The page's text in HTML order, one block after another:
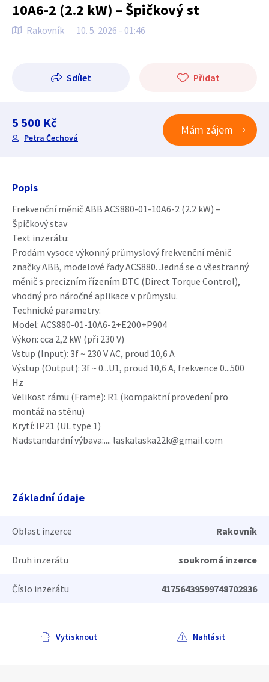
10A6-2 (2.2 kW) – Špičkový st
Rakovník 10. 5. 2026 - 01:46
Sdílet Přidat
5 500 Kč
Petra Čechová
Mám zájem
Popis
Frekvenční měnič ABB ACS880-01-10A6-2 (2.2 kW) –
Špičkový stav
Text inzerátu:
Prodám vysoce výkonný průmyslový frekvenční měnič
značky ABB, modelové řady ACS880. Jedná se o všestranný
měnič s precizním řízením DTC (Direct Torque Control),
vhodný pro náročné aplikace v průmyslu.
Technické parametry:
Model: ACS880-01-10A6-2+E200+P904
Výkon: cca 2,2 kW (při 230 V)
Vstup (Input): 3f ~ 230 V AC, proud 10,6 A
Výstup (Output): 3f ~ 0...U1, proud 10,6 A, frekvence 0...500
Hz
Velikost rámu (Frame): R1 (kompaktní provedení pro
montáž na stěnu)
Krytí: IP21 (UL type 1)
Nadstandardní výbava:.... laskalaska22k@gmail.com
Základní údaje
Oblast inzerce Rakovník
Druh inzerátu soukromá inzerce
Číslo inzerátu 41756439599748702836
Vytisknout Nahlásit